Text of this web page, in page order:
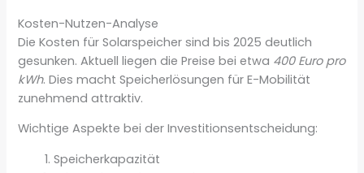
Kosten-Nutzen-Analyse
Die Kosten für Solarspeicher sind bis 2025 deutlich
gesunken. Aktuell liegen die Preise bei etwa 400 Euro pro
kWh. Dies macht Speicherlösungen für E-Mobilität
zunehmend attraktiv.
Wichtige Aspekte bei der Investitionsentscheidung:
Speicherkapazität